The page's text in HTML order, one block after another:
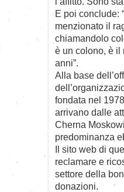
E poi conclude:
menzionato il
chiamandolo
è un colono, è il
anni”.
Alla base
fondata nel
arrivano dalle
Cherna
predominanza
Il sito web di
reclamare e
settore della
donazioni.